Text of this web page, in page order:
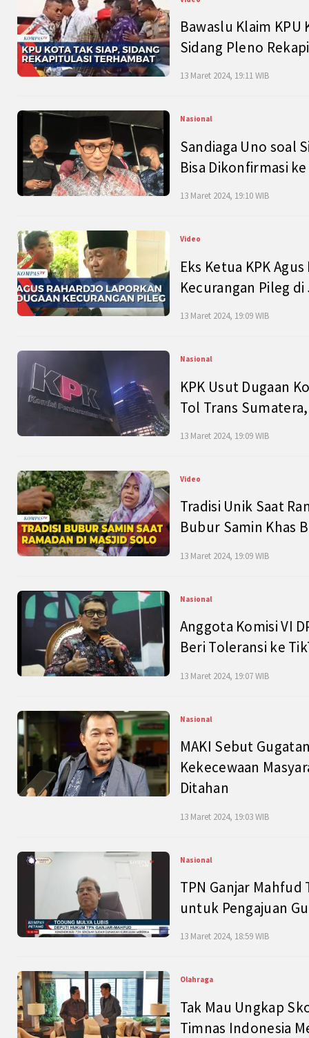
Bawaslu Klaim
Sidang Pleno
13 Maret 2024, 19:11 WIB
Nasional
Sandiaga Uno soal
Bisa Dikonfirmasi
13 Maret 2024, 19:10 WIB
Video
Eks Ketua KPK
Kecurangan Pileg
13 Maret 2024, 19:09 WIB
Nasional
KPK Usut Dugaan
Tol Trans
13 Maret 2024, 19:09 WIB
Video
Tradisi Unik Saat
Bubur Samin Khas
13 Maret 2024, 19:09 WIB
Nasional
Anggota Komisi VI
Beri Toleransi ke
13 Maret 2024, 19:07 WIB
Nasional
MAKI Sebut
Kekecewaan
Ditahan
13 Maret 2024, 19:03 WIB
Nasional
TPN Ganjar
untuk Pengajuan
13 Maret 2024, 18:59 WIB
Olahraga
Tak Mau Ungkap
Timnas Indonesia